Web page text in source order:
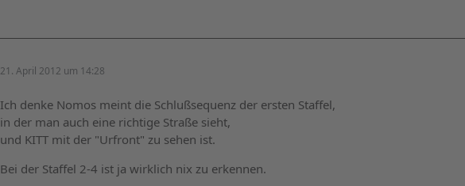
21. April 2012 um 14:28
Ich denke Nomos meint die Schlußsequenz der ersten Staffel,
in der man auch eine richtige Straße sieht,
und KITT mit der "Urfront" zu sehen ist.
Bei der Staffel 2-4 ist ja wirklich nix zu erkennen.